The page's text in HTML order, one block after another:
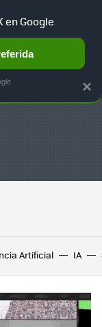
TERRITORIO
Artificial IA
×
en Google